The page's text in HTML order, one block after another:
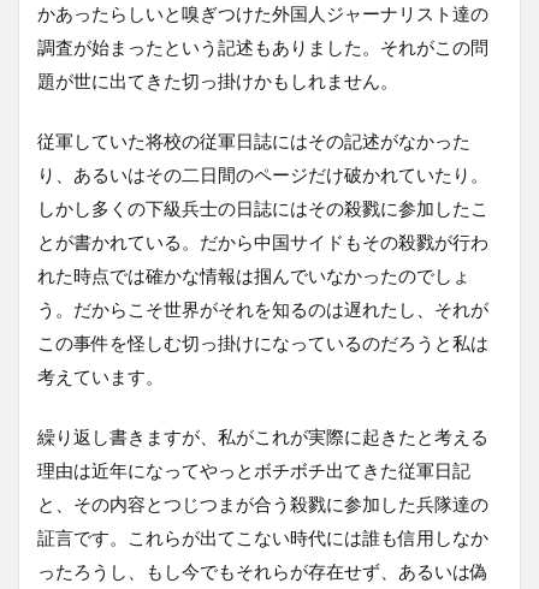
かあったらしいと嗅ぎつけた外国人ジャーナリスト達の
調査が始まったという記述もありました。それがこの問
題が世に出てきた切っ掛けかもしれません。
従軍していた将校の従軍日誌にはその記述がなかった
り、あるいはその二日間のページだけ破かれていたり。
しかし多くの下級兵士の日誌にはその殺戮に参加したこ
とが書かれている。だから中国サイドもその殺戮が行わ
れた時点では確かな情報は掴んでいなかったのでしょ
う。だからこそ世界がそれを知るのは遅れたし、それが
この事件を怪しむ切っ掛けになっているのだろうと私は
考えています。
繰り返し書きますが、私がこれが実際に起きたと考える
理由は近年になってやっとボチボチ出てきた従軍日記
と、その内容とつじつまが合う殺戮に参加した兵隊達の
証言です。これらが出てこない時代には誰も信用しなか
ったろうし、もし今でもそれらが存在せず、あるいは偽